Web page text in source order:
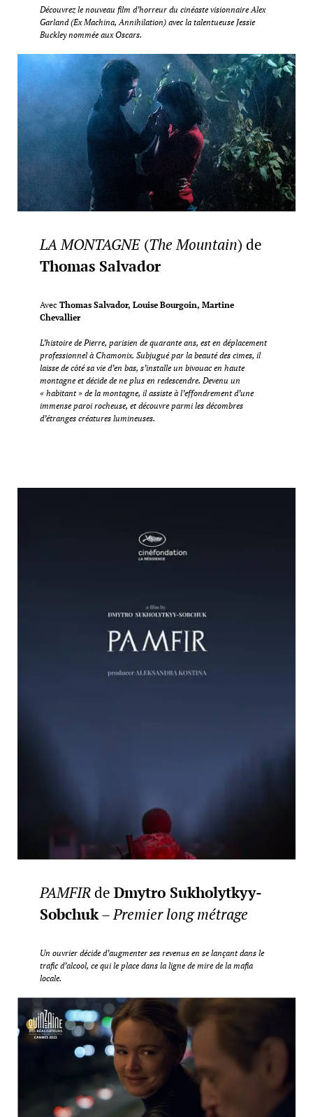
Découvrez le nouveau film d’horreur du cinéaste visionnaire Alex
Garland (Ex Machina, Annihilation) avec la talentueuse Jessie
Buckley nommée aux Oscars.
LA MONTAGNE (The Mountain) de
Thomas Salvador
Avec Thomas Salvador, Louise Bourgoin, Martine
Chevallier
L’histoire de Pierre, parisien de quarante ans, est en déplacement
professionnel à Chamonix. Subjugué par la beauté des cimes, il
laisse de côté sa vie d’en bas, s’installe un bivouac en haute
montagne et décide de ne plus en redescendre. Devenu un
« habitant » de la montagne, il assiste à l’effondrement d’une
immense paroi rocheuse, et découvre parmi les décombres
d’étranges créatures lumineuses.
PAMFIRde Dmytro Sukholytkyy-
Sobchuk–Premier long métrage
Un ouvrier décide d’augmenter ses revenus en se lançant dans le
trafic d’alcool, ce qui le place dans la ligne de mire de la mafia
locale.